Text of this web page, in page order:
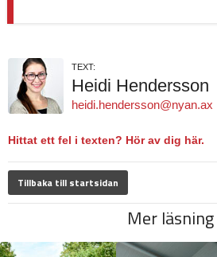
TEXT:
Heidi Hendersson
heidi.hendersson@nyan.ax
Hittat ett fel i texten? Hör av dig här.
Tillbaka till startsidan
Mer läsning